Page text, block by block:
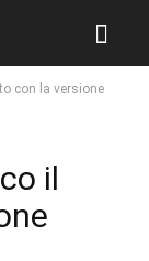
con la versione
il